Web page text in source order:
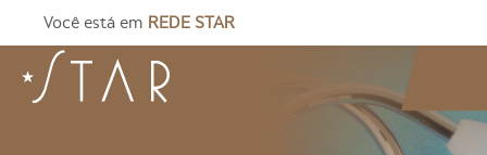
Você está em REDE STAR